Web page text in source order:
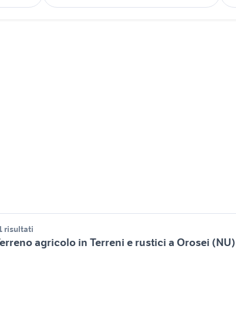
risultati
agricolo in Terreni e rustici a Orosei (NU)